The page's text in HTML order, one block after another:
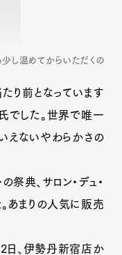
も少し温めてからいただくの
たり前となっています
でした。世界で唯一
いえないやわらかさの
祭典、サロン・デュ・
あまりの人気に販売
日、伊勢丹新宿店か